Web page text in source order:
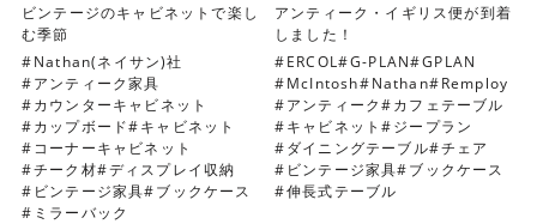
ビンテージのキャビネットで楽し
む季節
Nathan(ネイサン)社
アンティーク家具
カウンターキャビネット
カップボード
キャビネット
コーナーキャビネット
チーク材
ディスプレイ収納
ビンテージ家具
ブックケース
ミラーバック
アンティーク・イギリス便が到着
しました！
ERCOL
G-PLAN GPLAN
McIntosh
Nathan
Remploy
アンティーク
カフェテーブル
キャビネット
ジープラン
ダイニングテーブル
チェア
ビンテージ家具
ブックケース
伸長式テーブル